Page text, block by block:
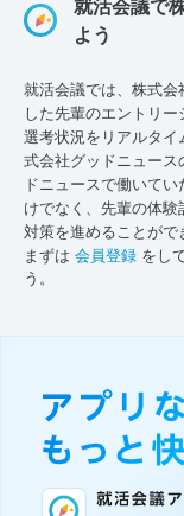
就活会議で
よう
就活会議では、株式
した先輩のエントリー
選考状況をリアルタ
式会社グッドニュー
ドニュースで働いて
けでなく、先輩の体
対策を進めることがで
まずは 会員登録 をし
う。